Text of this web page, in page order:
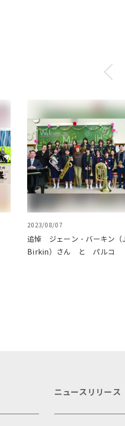
2023/08/07
追悼 ジェーン・バーキン（
Birkin）さん と パルコ
ニュースリリース